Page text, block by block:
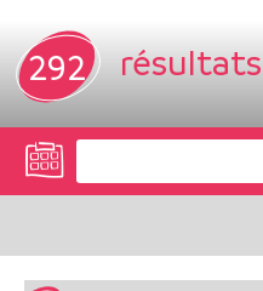
292 résultats